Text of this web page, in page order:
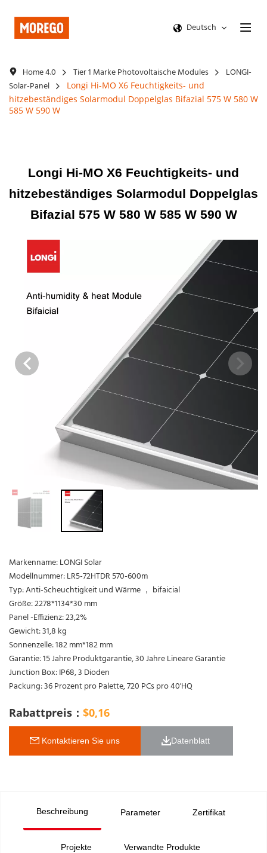
Deutsch
Home 4.0 Tier 1 Marke Photovoltaische Modules
LONGI-
Solar-Panel
Longi Hi-MO X6 Feuchtigkeits- und
hitzebeständiges Solarmodul Doppelglas Bifazial 575 W 580 W
585 W 590 W
Longi Hi-MO X6 Feuchtigkeits- und
hitzebeständiges Solarmodul Doppelglas
Bifazial 575 W 580 W 585 W 590 W
Markenname: LONGI Solar
Modellnummer: LR5-72HTDR 570-600m
Typ: Anti-Scheuchtigkeit und Wärme ， bifaicial
Größe: 2278*1134*30 mm
Panel -Effizienz: 23,2%
Gewicht: 31,8 kg
Sonnenzelle: 182 mm*182 mm
Garantie: 15 Jahre Produktgarantie, 30 Jahre Lineare Garantie
Junction Box: IP68, 3 Dioden
Packung: 36 Prozent pro Palette, 720 PCs pro 40'HQ
Rabattpreis： $0,16
Kontaktieren Sie uns Datenblatt
Beschreibung Parameter Zertifikat
Projekte Verwandte Produkte